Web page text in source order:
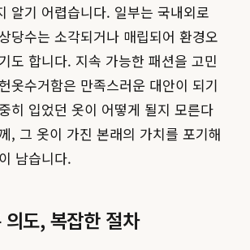
알기 어렵습니다. 일부는 국내외로
당수는 소각되거나 매립되어 환경오
도 합니다. 지속 가능한 패션을 고민
옷수거함은 만족스러운 대안이 되기
히 입었던 옷이 어떻게 될지 모른다
, 그 옷이 가진 본래의 가치를 포기해
남습니다.
도, 복잡한 절차